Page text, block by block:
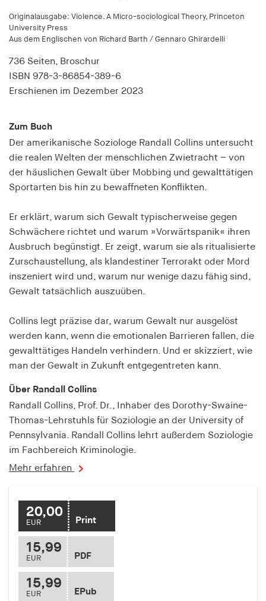
Originalausgabe: Violence. A Micro-sociological Theory, Princeton
University Press
Aus dem Englischen von Richard Barth / Gennaro Ghirardelli
736 Seiten, Broschur
ISBN 978-3-86854-389-6
Erschienen im Dezember 2023
Zum Buch
Der amerikanische Soziologe Randall Collins untersucht
die realen Welten der menschlichen Zwietracht – von
der häuslichen Gewalt über Mobbing und gewalttätigen
Sportarten bis hin zu bewaffneten Konflikten.
Er erklärt, warum sich Gewalt typischerweise gegen
Schwächere richtet und warum »Vorwärtspanik« ihren
Ausbruch begünstigt. Er zeigt, warum sie als ritualisierte
Zurschaustellung, als klandestiner Terrorakt oder Mord
inszeniert wird und, warum nur wenige dazu fähig sind,
Gewalt tatsächlich auszuüben.
Collins legt präzise dar, warum Gewalt nur ausgelöst
werden kann, wenn die emotionalen Barrieren fallen, die
gewalttätiges Handeln verhindern. Und er skizziert, wie
man der Gewalt in Zukunft entgegentreten kann.
Über Randall Collins
Randall Collins, Prof. Dr., Inhaber des Dorothy-Swaine-
Thomas-Lehrstuhls für Soziologie an der University of
Pennsylvania. Randall Collins lehrt außerdem Soziologie
im Fachbereich Kriminologie.
Mehr erfahren
20,00
EUR Print
15,99
EUR PDF
15,99
EUR EPub
funktionieren.
Name:
cookie_consent
hamburger-edition.de
Zweck:
Speichert den Zustimmungsstatus des Benutzers
für Cookies auf der aktuellen Domäne.
Cookie Laufzeit:
Name:
fe_typo_user
Cookie Laufzeit:
Sitzung
Name:
fonts_loaded
Anbieter:
hamburger-edition.de
Cookie Laufzeit: